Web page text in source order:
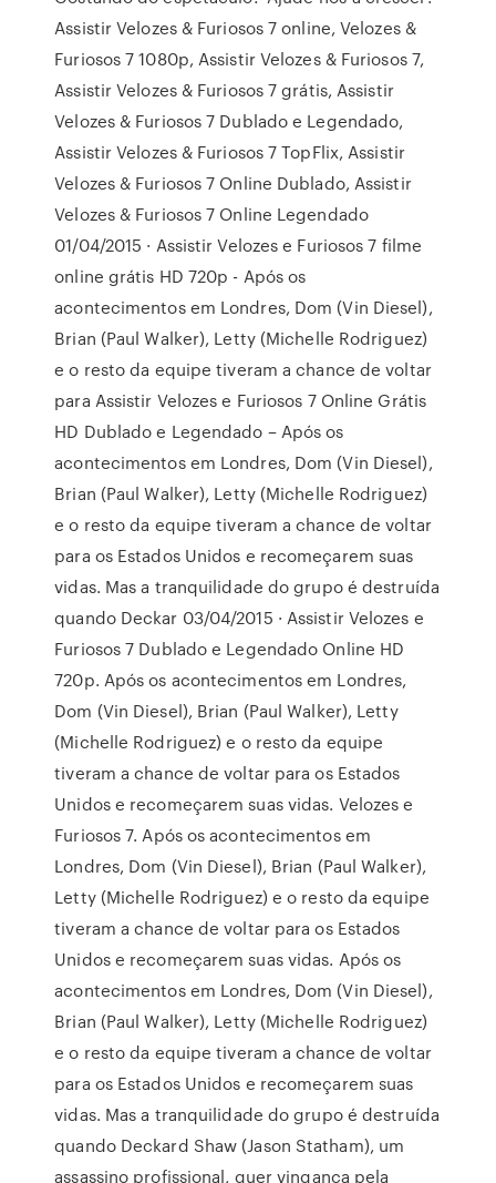
Assistir Velozes & Furiosos 7 online, Velozes &
Furiosos 7 1080p, Assistir Velozes & Furiosos 7,
Assistir Velozes & Furiosos 7 grátis, Assistir
Velozes & Furiosos 7 Dublado e Legendado,
Assistir Velozes & Furiosos 7 TopFlix, Assistir
Velozes & Furiosos 7 Online Dublado, Assistir
Velozes & Furiosos 7 Online Legendado
01/04/2015 · Assistir Velozes e Furiosos 7 filme
online grátis HD 720p - Após os
acontecimentos em Londres, Dom (Vin Diesel),
Brian (Paul Walker), Letty (Michelle Rodriguez)
e o resto da equipe tiveram a chance de voltar
para Assistir Velozes e Furiosos 7 Online Grátis
HD Dublado e Legendado – Após os
acontecimentos em Londres, Dom (Vin Diesel),
Brian (Paul Walker), Letty (Michelle Rodriguez)
e o resto da equipe tiveram a chance de voltar
para os Estados Unidos e recomeçarem suas
vidas. Mas a tranquilidade do grupo é destruída
quando Deckar 03/04/2015 · Assistir Velozes e
Furiosos 7 Dublado e Legendado Online HD
720p. Após os acontecimentos em Londres,
Dom (Vin Diesel), Brian (Paul Walker), Letty
(Michelle Rodriguez) e o resto da equipe
tiveram a chance de voltar para os Estados
Unidos e recomeçarem suas vidas. Velozes e
Furiosos 7. Após os acontecimentos em
Londres, Dom (Vin Diesel), Brian (Paul Walker),
Letty (Michelle Rodriguez) e o resto da equipe
tiveram a chance de voltar para os Estados
Unidos e recomeçarem suas vidas. Após os
acontecimentos em Londres, Dom (Vin Diesel),
Brian (Paul Walker), Letty (Michelle Rodriguez)
e o resto da equipe tiveram a chance de voltar
para os Estados Unidos e recomeçarem suas
vidas. Mas a tranquilidade do grupo é destruída
quando Deckard Shaw (Jason Statham), um
assassino profissional, quer vingança pela